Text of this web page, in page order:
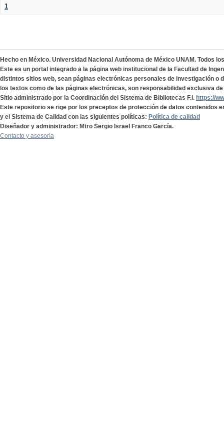
1
Hecho en México. Universidad Nacional Autónoma de México UNAM. Todos
Este es un portal integrado a la página web institucional de la Facultad de
distintos sitios web, sean páginas electrónicas personales de investigación o
los textos como de las páginas electrónicas, son responsabilidad exclusiva
Sitio administrado por la Coordinación del Sistema de Bibliotecas F.I. https://
Este repositorio se rige por los preceptos de protección de datos contenidos
y el Sistema de Calidad con las siguientes políticas: Política de calidad
Diseñador y administrador: Mtro Sergio Israel Franco García.
Contacto y asesoría